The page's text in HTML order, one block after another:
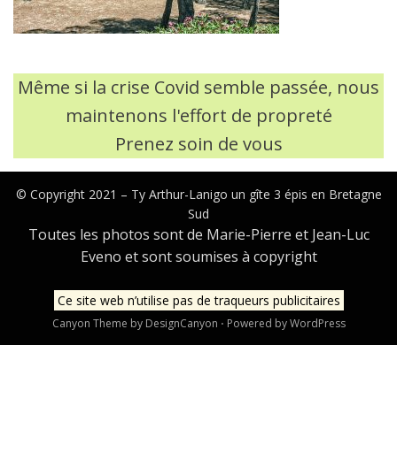
Même si la crise Covid semble passée, nous
maintenons l'effort de propreté
Prenez soin de vous
© Copyright 2021 – Ty Arthur-Lanigo un gîte 3 épis en Bretagne
Sud
Toutes les photos sont de Marie-Pierre et Jean-Luc
Eveno et sont soumises à copyright
Ce site web n’utilise pas de traqueurs publicitaires
Canyon Theme by DesignCanyon ⋅ Powered byWordPress